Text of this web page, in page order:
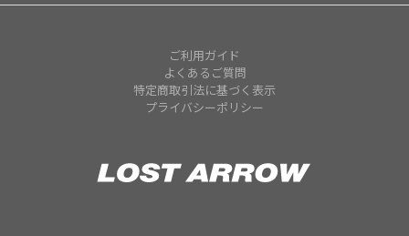
ご利用ガイド
よくあるご質問
特定商取引法に基づく表示
プライバシーポリシー